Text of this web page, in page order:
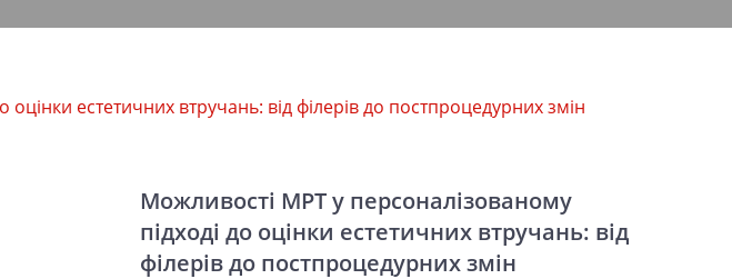
естетичних втручань: від філерів до постпроцедурних змін
Можливості МРТ у персоналізованому
підході до оцінки естетичних втручань: від
філерів до постпроцедурних змін